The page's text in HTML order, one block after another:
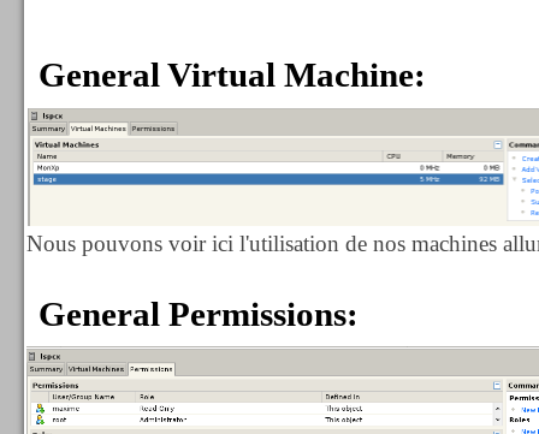
General Virtual Machine:
Nous pouvons voir ici l'utilisation de nos machines
General Permissions: